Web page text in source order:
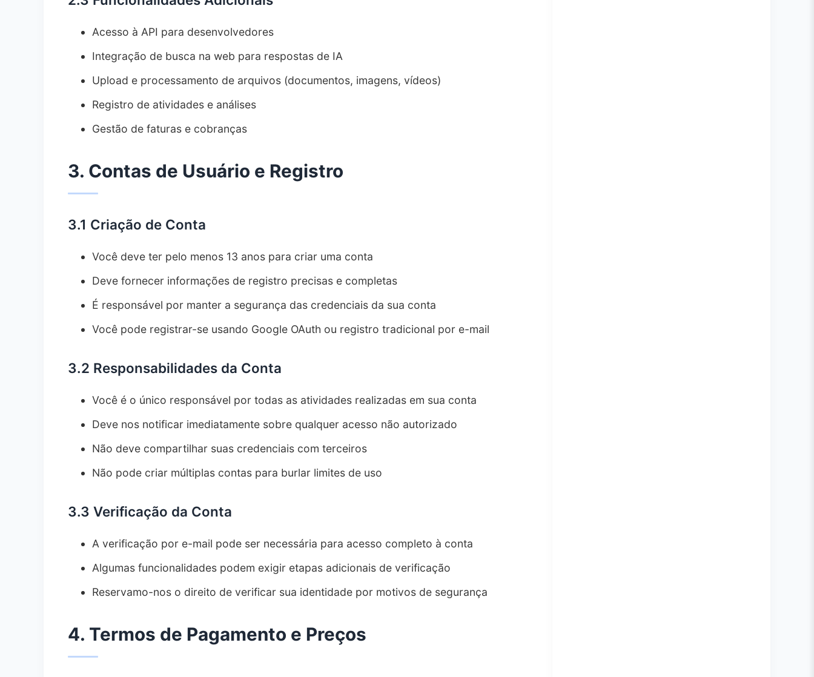
11.1. Rescisão pelo Usuário
11.2. Rescisão por Nossa Parte
11.3. Efeitos da Rescisão
12. Uso Internacional
12.1. Disponibilidade Global
13. Resolução de Conflitos
14. Informações de Contato
15. Alterações nos Termos
Acesso à API para desenvolvedores
Integração de busca na web para respostas de IA
Upload e processamento de arquivos (documentos, imagens, vídeos)
Registro de atividades e análises
Gestão de faturas e cobranças
3. Contas de Usuário e Registro
3.1 Criação de Conta
Você deve ter pelo menos 13 anos para criar uma conta
Deve fornecer informações de registro precisas e completas
É responsável por manter a segurança das credenciais da sua conta
Você pode registrar-se usando Google OAuth ou registro tradicional por e-mail
3.2 Responsabilidades da Conta
Você é o único responsável por todas as atividades realizadas em sua conta
Deve nos notificar imediatamente sobre qualquer acesso não autorizado
Não deve compartilhar suas credenciais com terceiros
Não pode criar múltiplas contas para burlar limites de uso
3.3 Verificação da Conta
A verificação por e-mail pode ser necessária para acesso completo à conta
Algumas funcionalidades podem exigir etapas adicionais de verificação
Reservamo-nos o direito de verificar sua identidade por motivos de segurança
4. Termos de Pagamento e Preços